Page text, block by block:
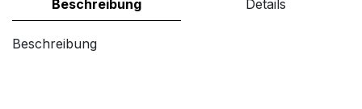
Beschreibung Details
Beschreibung